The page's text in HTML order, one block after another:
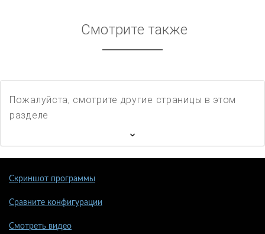
Смотрите также
Пожалуйста, смотрите другие страницы в этом
разделе
Скриншот программы
Сравните конфигурации
Смотреть видео